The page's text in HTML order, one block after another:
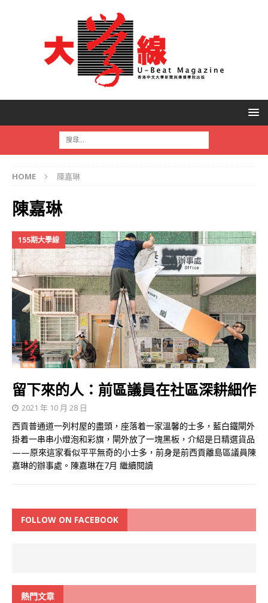
HOME 陳嘉琳
陳嘉琳
155期大學線
留下來的人：前區議員在社區深耕細作
2021 年 10 月 28 日
西貢普通道一列村屋的盡頭，座落着一家溫馨的士多，藍白鐵閘外
掛着一串串小燈泡和彩旗，閘外放了一塊黑板，介紹是日精選貨品
——原來這家看似平平無奇的小士多，前身是前西貢離島區議員陳
嘉琳的辦事處。陳嘉琳在7月 繼續閱讀
FOLLOW ON FACEBOOK
熱門文章